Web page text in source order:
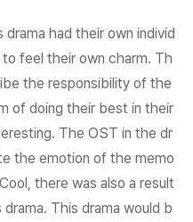
had their own individ
feel their own charm. Th
the responsibility of the
of doing their best in their
The OST in the dr
the emotion of the memo
there was also a result
This drama would b